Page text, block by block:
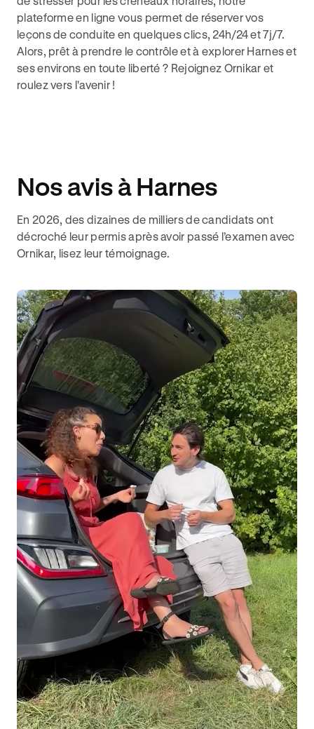
plateforme en ligne vous permet de réserver vos
leçons de conduite en quelques clics, 24h/24 et 7j/7.
Alors, prêt à prendre le contrôle et à explorer Harnes et
ses environs en toute liberté ? Rejoignez Ornikar et
roulez vers l'avenir !
Nos avis à Harnes
En 2026, des dizaines de milliers de candidats ont
décroché leur permis après avoir passé l’examen avec
Ornikar, lisez leur témoignage.